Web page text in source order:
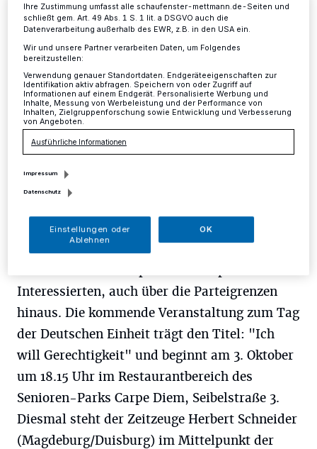
Zeitzeugen in Mettmann
Mettmann·Traditionell veranstaltet die CDU-
Mettmann für alle Bürger am Tag der Deutschen Einheit
jeweils am 3.Oktober eine Veranstaltung.
12.09.2014 , 10:09 Uhr
Interessierten, auch über die Parteigrenzen
hinaus. Die kommende Veranstaltung zum Tag
der Deutschen Einheit trägt den Titel: "Ich
will Gerechtigkeit" und beginnt am 3. Oktober
um 18.15 Uhr im Restaurantbereich des
Senioren-Parks Carpe Diem, Seibelstraße 3.
Diesmal steht der Zeitzeuge Herbert Schneider
(Magdeburg/Duisburg) im Mittelpunkt der
Ihre Zustimmung umfasst alle schaufenster-mettmann.de-Seiten und
schließt gem. Art. 49 Abs. 1 S. 1 lit. a DSGVO auch die
Datenverarbeitung außerhalb des EWR, z.B. in den USA ein.
Wir und unsere Partner verarbeiten Daten, um Folgendes
bereitzustellen:
Verwendung genauer Standortdaten. Endgeräteeigenschaften zur
Identifikation aktiv abfragen. Speichern von oder Zugriff auf
Informationen auf einem Endgerät. Personalisierte Werbung und
Inhalte, Messung von Werbeleistung und der Performance von
Inhalten, Zielgruppenforschung sowie Entwicklung und Verbesserung
von Angeboten.
Ausführliche Informationen
Impressum
Datenschutz
Einstellungen oder
Ablehnen
OK